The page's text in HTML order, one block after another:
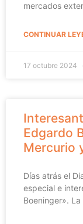
mercados
CONTINUAR
17 octubre 2024
Edgardo
Mercurio
Días atrás el
especial e
Boeninger».